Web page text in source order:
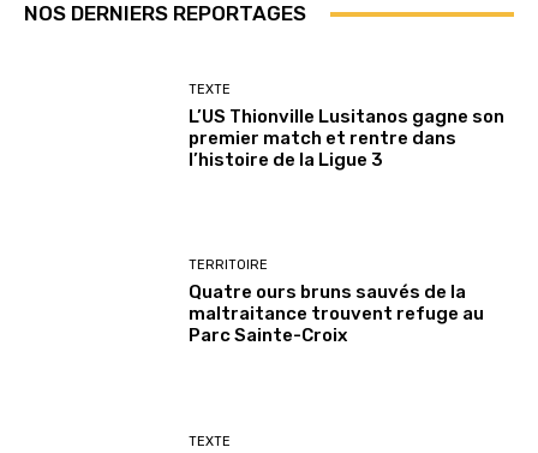
NOS DERNIERS REPORTAGES
TEXTE
L’US Thionville Lusitanos gagne son
premier match et rentre dans
l’histoire de la Ligue 3
TERRITOIRE
Quatre ours bruns sauvés de la
maltraitance trouvent refuge au
Parc Sainte-Croix
TEXTE